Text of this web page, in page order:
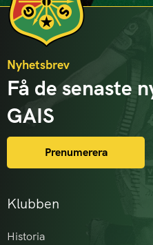
Klubben
Historia
Nyhetsbrev
Få de senaste
GAIS
Prenumerera